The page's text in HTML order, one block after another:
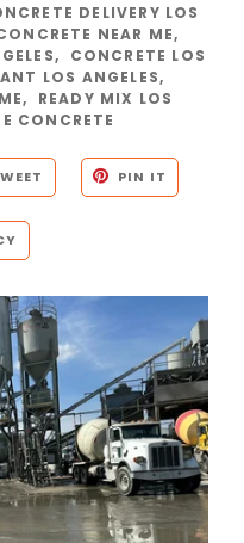
DELIVERY LOS
NEAR ME,
, CONCRETE LOS
LOS ANGELES,
, READY MIX LOS
CONCRETE
PIN IT